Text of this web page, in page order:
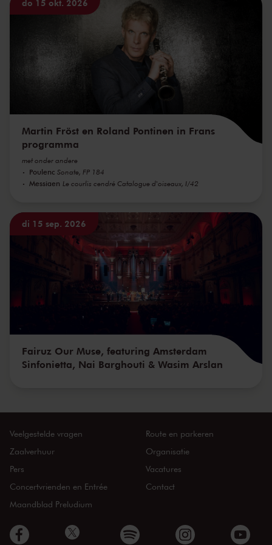
do 15 okt. 2026
Martin Fröst en Roland Pontinen in Frans
programma
met onder andere
Poulenc Sonate, FP 184
Messiaen Le courlis cendré Catalogue d'oiseaux, I/42
di 15 sep. 2026
Fairuz Our Muse, featuring Amsterdam
Sinfonietta, Nai Barghouti & Wasim Arslan
Veelgestelde vragen
Zaalverhuur
Pers
Concertvrienden en Entrée
Maandblad Preludium
Route en parkeren
Organisatie
Vacatures
Contact